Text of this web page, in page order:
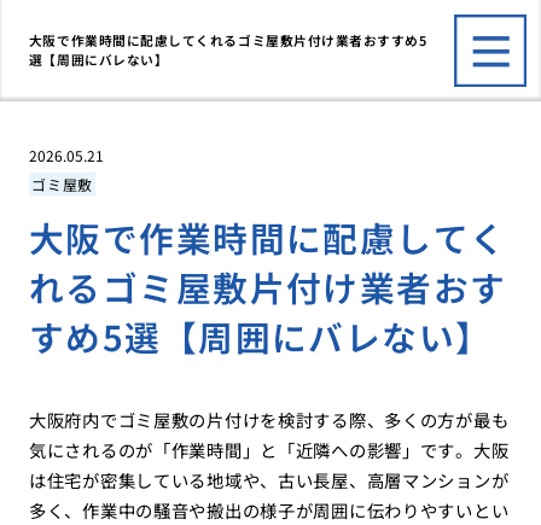
大阪で作業時間に配慮してくれるゴミ屋敷片付け業者おすすめ5
選【周囲にバレない】
2026.05.21
ゴミ屋敷
大阪で作業時間に配慮してく
れるゴミ屋敷片付け業者おす
すめ5選【周囲にバレない】
大阪府内でゴミ屋敷の片付けを検討する際、多くの方が最も
気にされるのが「作業時間」と「近隣への影響」です。大阪
は住宅が密集している地域や、古い長屋、高層マンションが
多く、作業中の騒音や搬出の様子が周囲に伝わりやすいとい